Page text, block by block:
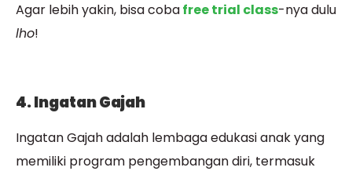
Agar lebih yakin, bisa cobafree trial class-nya dulu
lho!
4. Ingatan Gajah
Ingatan Gajah adalah lembaga edukasi anak yang
memiliki program pengembangan diri, termasuk